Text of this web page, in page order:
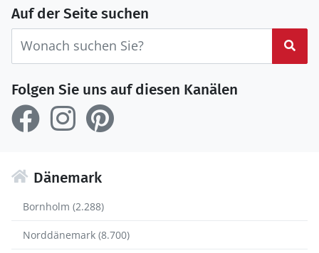
Auf der Seite suchen
Folgen Sie uns auf diesen Kanälen
Dänemark
Bornholm (2.288)
Norddänemark (8.700)